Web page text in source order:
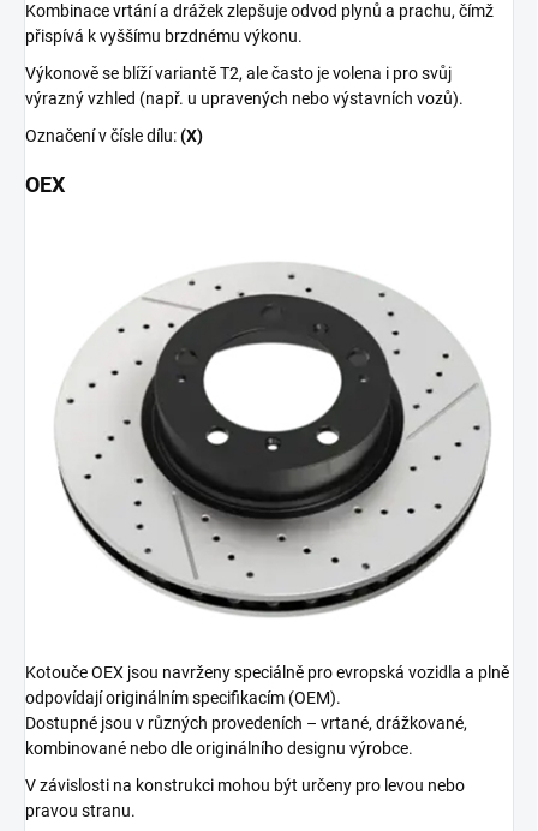
Kombinace vrtání a drážek zlepšuje odvod plynů a prachu, čímž
přispívá k vyššímu brzdnému výkonu.
Výkonově se blíží variantě T2, ale často je volena i pro svůj
výrazný vzhled (např. u upravených nebo výstavních vozů).
Označení v čísle dílu:(X)
OEX
Kotouče OEX jsou navrženy speciálně pro evropská vozidla a plně
odpovídají originálním specifikacím (OEM).
Dostupné jsou v různých provedeních – vrtané, drážkované,
kombinované nebo dle originálního designu výrobce.
V závislosti na konstrukci mohou být určeny pro levou nebo
pravou stranu.